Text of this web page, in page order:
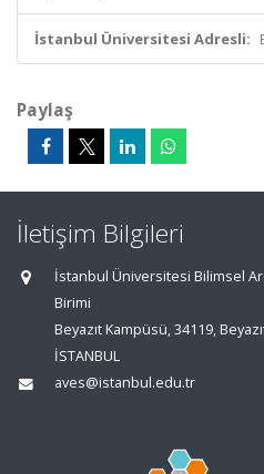
İstanbul Üniversitesi Adresli:
Paylaş
İletişim Bilgileri
İstanbul Üniversitesi Bilimsel
Birimi
Beyazıt Kampüsü, 34119,
İSTANBUL
aves@istanbul.edu.tr